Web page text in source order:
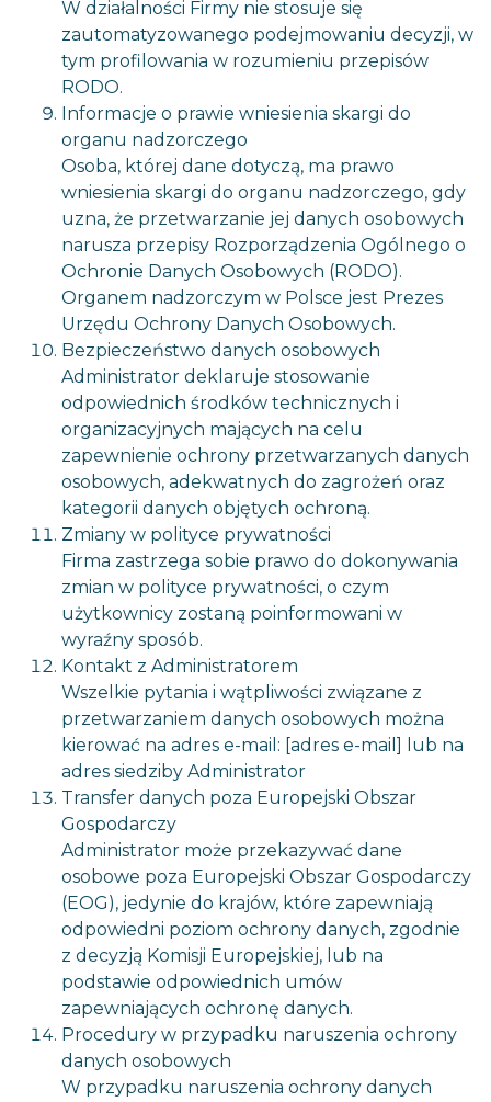
W działalności Firmy nie stosuje się
zautomatyzowanego podejmowaniu decyzji, w
tym profilowania w rozumieniu przepisów
RODO.
Informacje o prawie wniesienia skargi do
organu nadzorczego
Osoba, której dane dotyczą, ma prawo
wniesienia skargi do organu nadzorczego, gdy
uzna, że przetwarzanie jej danych osobowych
narusza przepisy Rozporządzenia Ogólnego o
Ochronie Danych Osobowych (RODO).
Organem nadzorczym w Polsce jest Prezes
Urzędu Ochrony Danych Osobowych.
Bezpieczeństwo danych osobowych
Administrator deklaruje stosowanie
odpowiednich środków technicznych i
organizacyjnych mających na celu
zapewnienie ochrony przetwarzanych danych
osobowych, adekwatnych do zagrożeń oraz
kategorii danych objętych ochroną.
Zmiany w polityce prywatności
Firma zastrzega sobie prawo do dokonywania
zmian w polityce prywatności, o czym
użytkownicy zostaną poinformowani w
wyraźny sposób.
Kontakt z Administratorem
Wszelkie pytania i wątpliwości związane z
przetwarzaniem danych osobowych można
kierować na adres e-mail: [adres e-mail] lub na
adres siedziby Administrator
Transfer danych poza Europejski Obszar
Gospodarczy
Administrator może przekazywać dane
osobowe poza Europejski Obszar Gospodarczy
(EOG), jedynie do krajów, które zapewniają
odpowiedni poziom ochrony danych, zgodnie
z decyzją Komisji Europejskiej, lub na
podstawie odpowiednich umów
zapewniających ochronę danych.
Procedury w przypadku naruszenia ochrony
danych osobowych
W przypadku naruszenia ochrony danych